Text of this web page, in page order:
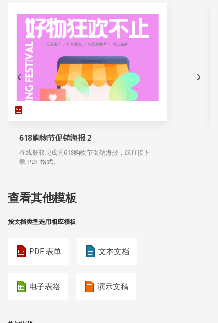
618购物节促销海报 2
在线获取现成的618购物节促销海报，或直接下
载 PDF 格式。
查看其他模板
按文档类型选用相应模板
PDF 表单 文本文档
电子表格 演示文稿